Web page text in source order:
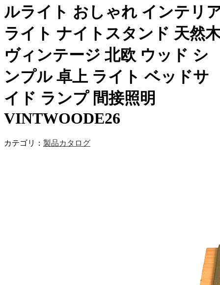
ルライト おしゃれ インテリ
ライト ナイトスタンド 天然
ヴィンテージ 北欧 ウッド シ
ンプル 卓上 ライト ベッドサ
イド ランプ 間接照明
VINTWOODE26
カテゴリ： 製品カタログ